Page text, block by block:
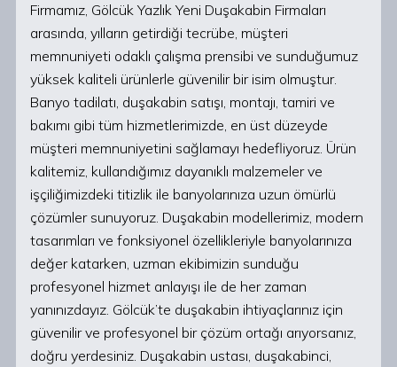
Firmamız, Gölcük Yazlık Yeni Duşakabin Firmaları
arasında, yılların getirdiği tecrübe, müşteri
memnuniyeti odaklı çalışma prensibi ve sunduğumuz
yüksek kaliteli ürünlerle güvenilir bir isim olmuştur.
Banyo tadilatı, duşakabin satışı, montajı, tamiri ve
bakımı gibi tüm hizmetlerimizde, en üst düzeyde
müşteri memnuniyetini sağlamayı hedefliyoruz. Ürün
kalitemiz, kullandığımız dayanıklı malzemeler ve
işçiliğimizdeki titizlik ile banyolarınıza uzun ömürlü
çözümler sunuyoruz. Duşakabin modellerimiz, modern
tasarımları ve fonksiyonel özellikleriyle banyolarınıza
değer katarken, uzman ekibimizin sunduğu
profesyonel hizmet anlayışı ile de her zaman
yanınızdayız. Gölcük’te duşakabin ihtiyaçlarınız için
güvenilir ve profesyonel bir çözüm ortağı arıyorsanız,
doğru yerdesiniz. Duşakabin ustası, duşakabinci,